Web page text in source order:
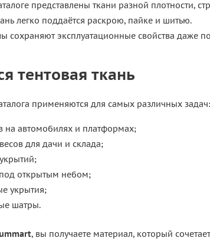
представлены ткани разной плотности,
легко поддаётся раскрою, пайке и шитью.
сохраняют эксплуатационные свойства даже
тентовая ткань
применяются для самых различных задач:
на автомобилях и платформах;
для дачи и склада;
открытым небом;
укрытия;
шатры.
, вы получаете материал, который